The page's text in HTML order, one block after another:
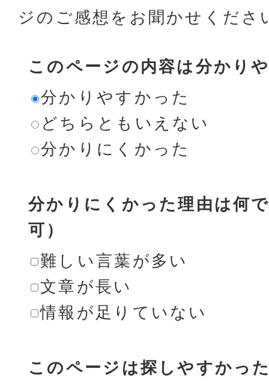
ジのご感想をお聞かせくださ
このページの内容は分かり
分かりやすかった
どちらともいえない
分かりにくかった
分かりにくかった理由は何
可）
難しい言葉が多い
文章が長い
情報が足りていない
このページは探しやすかっ